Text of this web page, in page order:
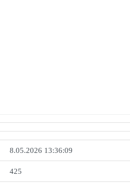
8.05.2026 13:36:09
425